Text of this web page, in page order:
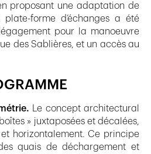
proposant une adaptation de
forme d’échanges a été
pour la manoeuvre
des Sablières, et un accès au
Le concept architectural
» juxtaposées et décalées,
horizontalement. Ce principe
quais de déchargement et